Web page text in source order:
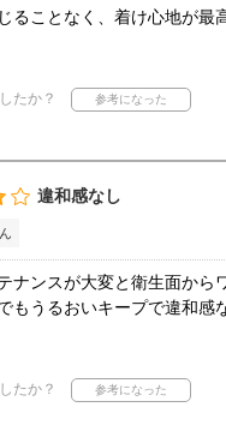
ることなく、着け心地が最
たか？
違和感なし
ナンスが大変と衛生面から
もうるおいキープで違和感
たか？